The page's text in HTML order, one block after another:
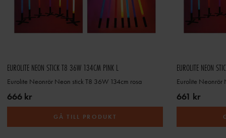
EUROLITE NEON STICK T8 36W 134CM PINK L
Eurolite Neonrör Neon stick T8 36W 134cm rosa
666 kr
GÅ TILL PRODUKT
EUROLITE NEON
Eurolite Neonrör
661 kr